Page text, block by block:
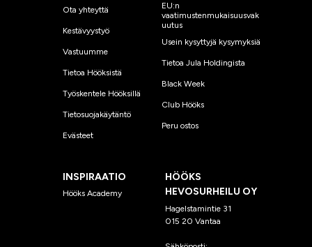
Ota yhteyttä
Kestävyystyö
Vastuumme
Tietoa Hööksistä
Työskentele Hööksillä
Tietosuojakäytäntö
Evästeet
EU:n
vaatimustenmukaisuusvak
uutus
Usein kysyttyjä kysymyksiä
Tietoa Jula Holdingista
Black Week
Club Hööks
Peru ostos
INSPIRAATIO
Hööks Academy
HÖÖKS
HEVOSURHEILU OY
Hagelstamintie 31
015 20 Vantaa